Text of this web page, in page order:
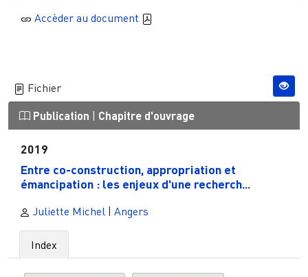
Accèder au document
Fichier
Publication Chapitre d'ouvrage
2019
Entre co-construction, appropriation et
émancipation : les enjeux d'une recherch...
Juliette Michel | Angers
Index